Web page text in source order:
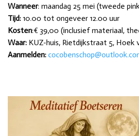
Wanneer: maandag 25 mei (tweede
Tijd: 10.00 tot ongeveer 12.00 uur
Kosten:€ 39,00 (inclusief materiaal,
Waar: KUZ-huis, Rietdijkstraat 5, Hoek
Aanmelden: